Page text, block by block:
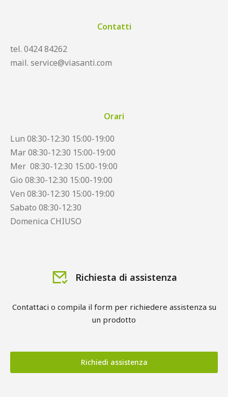
Contatti
tel. 0424 84262
mail. service@viasanti.com
Orari
Lun 08:30-12:30 15:00-19:00
Mar 08:30-12:30 15:00-19:00
Mer 08:30-12:30 15:00-19:00
Gio 08:30-12:30 15:00-19:00
Ven 08:30-12:30 15:00-19:00
Sabato 08:30-12:30
Domenica CHIUSO
Richiesta di assistenza
Contattaci o compila il form per richiedere assistenza su
un prodotto
Richiedi assistenza